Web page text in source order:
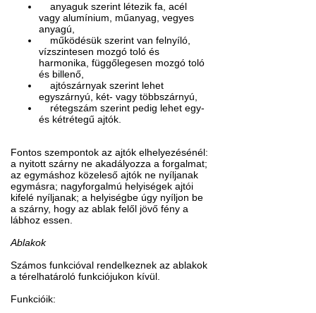
anyaguk szerint létezik fa, acél
vagy alumínium, műanyag, vegyes
anyagú,
működésük szerint van felnyíló,
vízszintesen mozgó toló és
harmonika, függőlegesen mozgó toló
és billenő,
ajtószárnyak szerint lehet
egyszárnyú, két- vagy többszárnyú,
rétegszám szerint pedig lehet egy-
és kétrétegű ajtók.
Fontos szempontok az ajtók elhelyezésénél:
a nyitott szárny ne akadályozza a forgalmat;
az egymáshoz közeleső ajtók ne nyíljanak
egymásra; nagyforgalmú helyiségek ajtói
kifelé nyíljanak; a helyiségbe úgy nyíljon be
a szárny, hogy az ablak felől jövő fény a
lábhoz essen.
Ablakok
Számos funkcióval rendelkeznek az ablakok
a térelhatároló funkciójukon kívül.
Funkcióik: